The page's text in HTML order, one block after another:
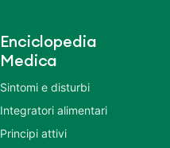
Enciclopedia
Medica
Sintomi e disturbi
Integratori alimentari
Principi attivi